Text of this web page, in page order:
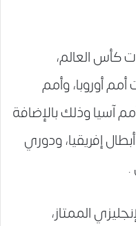
كأس العالم،
أمم أوروبا، وأمم
أمم آسيا وذلك بالإضافة
إفريقيا، ودوري
.
الممتاز،